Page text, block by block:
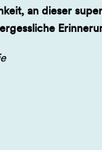
an dieser